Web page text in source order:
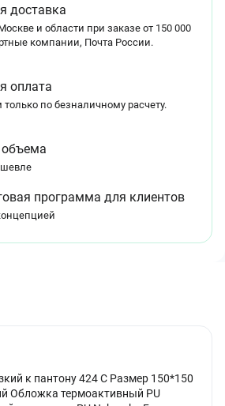
доставка
и области при заказе от 150 000
компании, Почта России.
оплата
по безналичному расчету.
программа для клиентов
к пантону 424 C Размер 150*150
Обложка термоактивный PU